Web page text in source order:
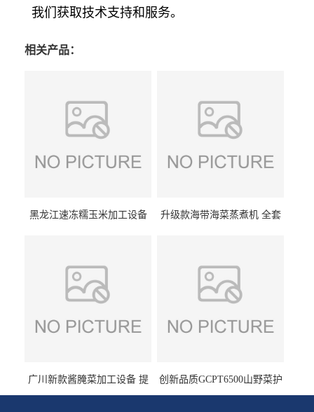
我们获取技术支持和服务。
相关产品：
黑龙江速冻糯玉米加工设备
升级款海带海菜蒸煮机 全套
广川新款酱腌菜加工设备 提
供成套生产线 （免费设计）
创新品质GCPT6500山野菜护
色杀青机 输送式 效率高